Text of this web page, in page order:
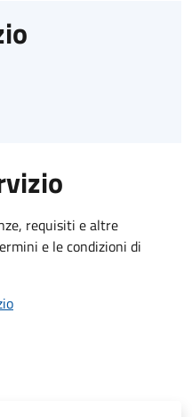
requisiti e altre
e le condizioni di